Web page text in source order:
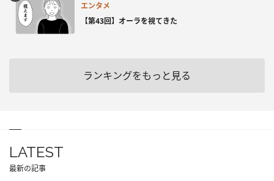
エンタメ
【第43回】オーラを視てきた
ランキングをもっと見る
LATEST
最新の記事